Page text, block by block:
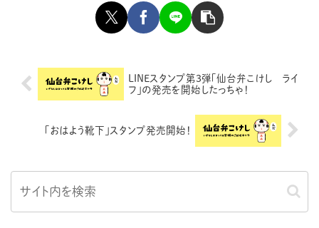
LINEスタンプ第3弾「仙台弁こけし ライ
フ」の発売を開始したっちゃ！
「おはよう靴下」スタンプ発売開始！